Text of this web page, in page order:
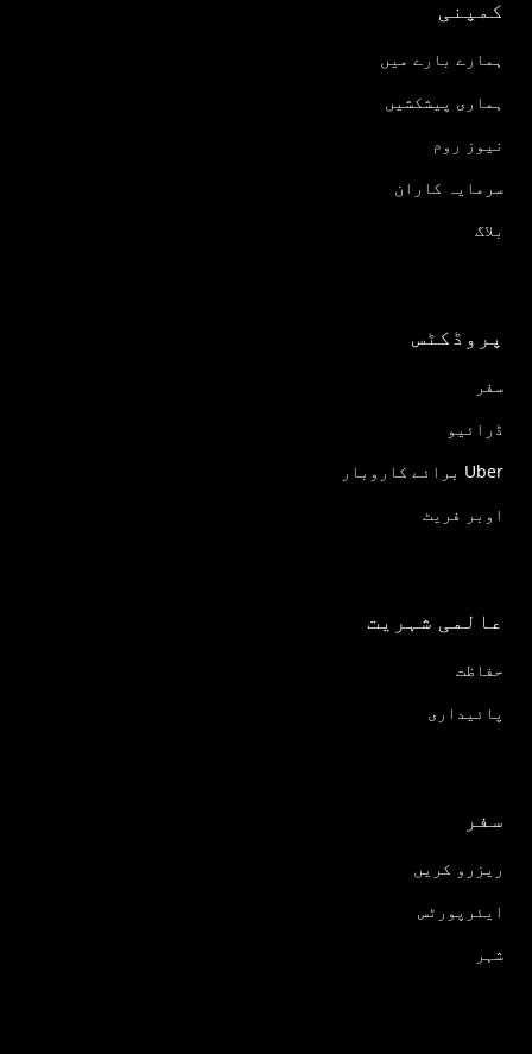
کمپنی
ہمارے بارے میں
ہماری پیشکشیں
نیوز روم
سرمایہ کاران
بلاگ
پروڈکٹس
سفر
ڈرائیو
Uber برائے کاروبار
اوبر فریٹ
عالمی شہریت
حفاظت
پائیداری
سفر
ریزرو کریں
ایئرپورٹس
شہر